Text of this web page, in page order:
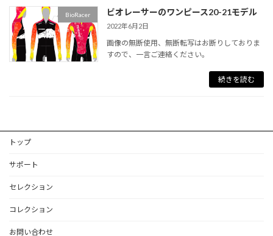
BioRacer ビオレーサーのワンピース20-21モデル
2022年6月2日
画像の無断使用、無断転写はお断りしておりま
すので、一言ご連絡ください。
続きを読む
トップ
サポート
セレクション
コレクション
お問い合わせ